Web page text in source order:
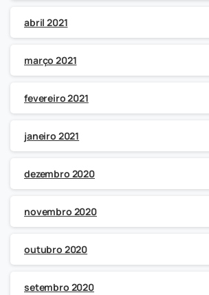
abril 2021
março 2021
fevereiro 2021
janeiro 2021
dezembro 2020
novembro 2020
outubro 2020
setembro 2020